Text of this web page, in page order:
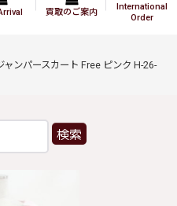
買取のご案内
International
Order
ンパースカート Free ピンク H-26-
検索